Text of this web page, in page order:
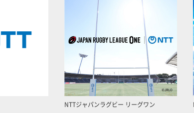
NTTジャパンラグビー リーグワン